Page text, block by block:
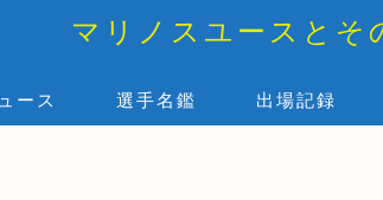
マリノスユースとそ
ース 選手名鑑 出場記録